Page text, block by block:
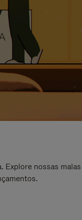
Explore nossas malas